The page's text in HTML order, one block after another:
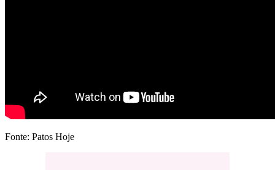
Fonte: Patos Hoje